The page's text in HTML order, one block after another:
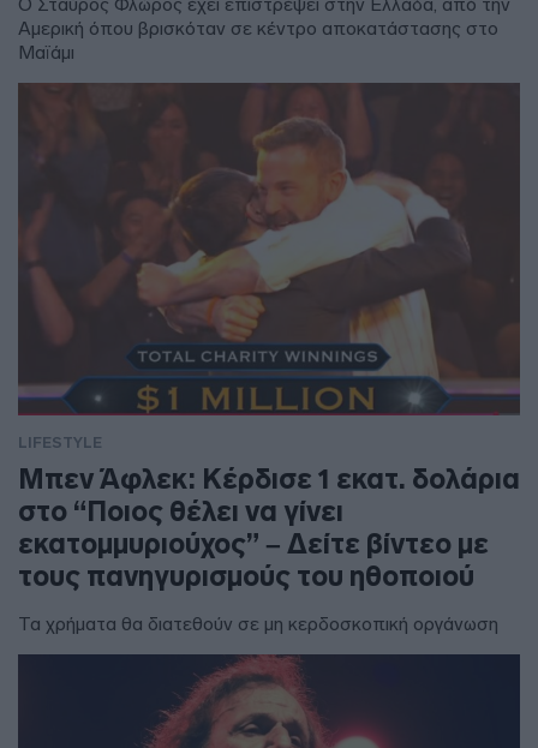
Αμερική όπου βρισκόταν σε κέντρο αποκατάστασης στο
Μαϊάμι
LIFESTYLE
Μπεν Άφλεκ: Κέρδισε 1 εκατ. δολάρια
στο “Ποιος θέλει να γίνει
εκατομμυριούχος” – Δείτε βίντεο με
τους πανηγυρισμούς του ηθοποιού
Τα χρήματα θα διατεθούν σε μη κερδοσκοπική οργάνωση